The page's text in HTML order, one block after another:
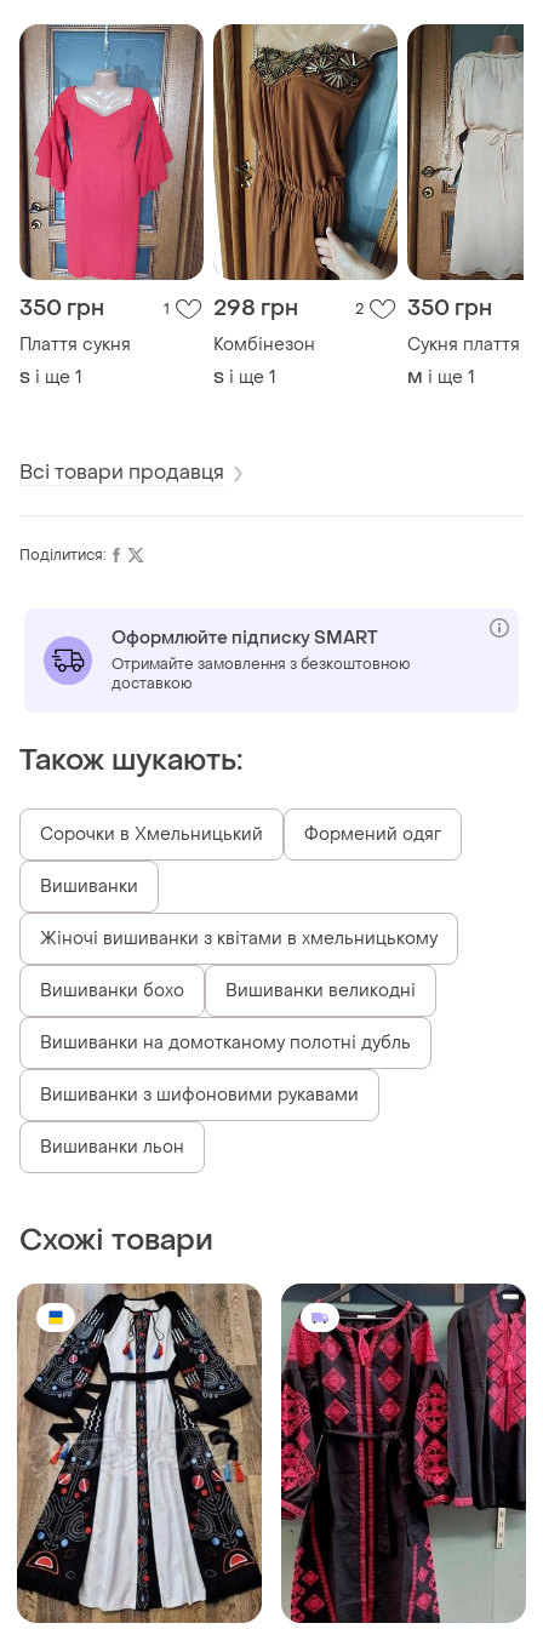
350 грн 1
Плаття сукня
S і ще 1
298 грн 2
Комбінезон
S і ще 1
350 грн
Сукня плаття
M і ще 1
Всі товари продавця
Поділитися:
Оформлюйте підписку SMART
Отримайте замовлення з безкоштовною
доставкою
Також шукають:
Сорочки в Хмельницький Формений одяг
Вишиванки
Жіночі вишиванки з квітами в хмельницькому
Вишиванки бохо Вишиванки великодні
Вишиванки на домотканому полотні дубль
Вишиванки з шифоновими рукавами
Вишиванки льон
Схожі товари